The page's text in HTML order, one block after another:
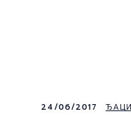
24/06/2017 ЂАЦИ